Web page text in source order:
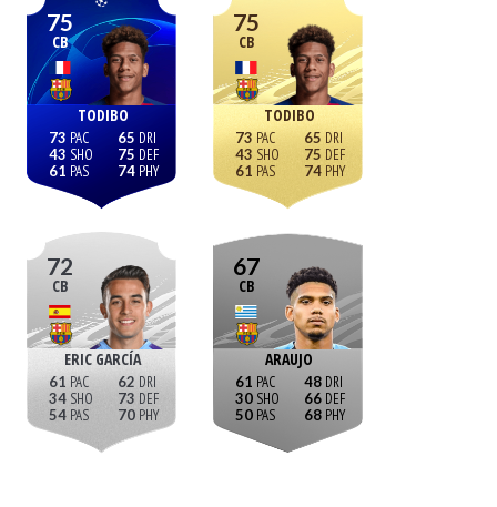
75
CB
TODIBO
73
43
61
65
75
74
75
CB
TODIBO
73
43
61
65
75
74
72
CB
ERIC GARCÍA
61
34
54
62
73
70
67
CB
ARAUJO
61
30
50
48
66
68